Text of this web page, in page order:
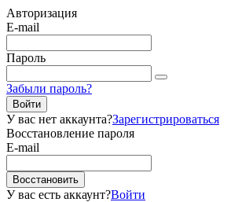
Авторизация
E-mail
Пароль
Забыли пароль?
Войти
У вас нет аккаунта?Зарегистрироваться
Восстановление пароля
E-mail
Восстановить
У вас есть аккаунт?Войти